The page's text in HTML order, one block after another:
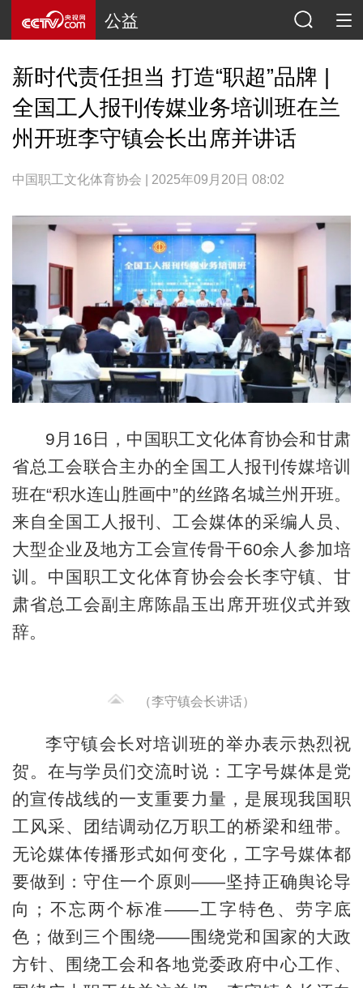
公益
新时代责任担当 打造“职超”品牌 |
全国工人报刊传媒业务培训班在兰
州开班李守镇会长出席并讲话
中国职工文化体育协会 | 2025年09月20日 08:02
9月16日，中国职工文化体育协会和甘肃
省总工会联合主办的全国工人报刊传媒培训
班在“积水连山胜画中”的丝路名城兰州开班。
来自全国工人报刊、工会媒体的采编人员、
大型企业及地方工会宣传骨干60余人参加培
训。中国职工文化体育协会会长李守镇、甘
肃省总工会副主席陈晶玉出席开班仪式并致
辞。
（李守镇会长讲话）
李守镇会长对培训班的举办表示热烈祝
贺。在与学员们交流时说：工字号媒体是党
的宣传战线的一支重要力量，是展现我国职
工风采、团结调动亿万职工的桥梁和纽带。
无论媒体传播形式如何变化，工字号媒体都
要做到：守住一个原则——坚持正确舆论导
向；不忘两个标准——工字特色、劳字底
色；做到三个围绕——围绕党和国家的大政
方针、围绕工会和各地党委政府中心工作、